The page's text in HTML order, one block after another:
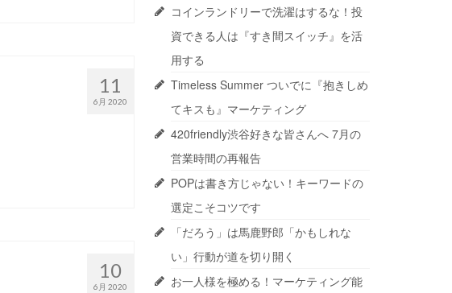
11
6月 2020
10
6月 2020
コインランドリーで洗濯はするな！投
資できる人は『すき間スイッチ』を活
用する
Timeless Summer ついでに『抱きしめ
てキスも』マーケティング
420friendly渋谷好きな皆さんへ 7月の
営業時間の再報告
POPは書き方じゃない！キーワードの
選定こそコツです
「だろう」は馬鹿野郎「かもしれな
い」行動が道を切り開く
お一人様を極める！マーケティング能